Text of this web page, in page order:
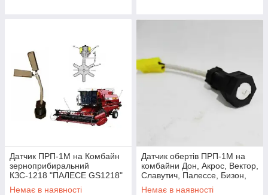
Датчик ПРП-1М на Комбайн
зерноприбиральний
КЗС-1218 "ПАЛЕСЕ GS1218"
Немає в наявності
Датчик обертів ПРП-1М на
комбайни Дон, Акрос, Вектор,
Славутич, Палессе, Бизон,
Енисей, Нива
Немає в наявності